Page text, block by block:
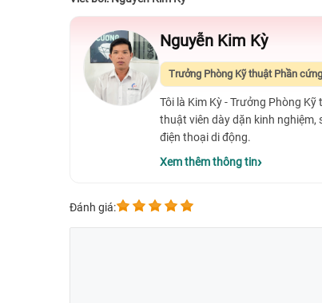
Nguyễn Kim Kỳ
Trưởng Phòng Kỹ thuật Phần cứng
Tôi là Kim Kỳ - Trưởng Phòng
thuật viên dày dặn kinh
điện thoại di động.
Xem thêm thông tin
Đánh giá: